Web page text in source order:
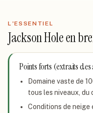
L'ESSENTIEL
Jackson Holeen
Points forts (extraits des
Domaine vaste de
tous les niveaux,
Conditions de